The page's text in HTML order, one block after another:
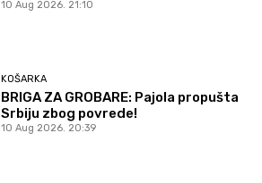
10 Aug 2026. 21:10
KOŠARKA
BRIGA ZA GROBARE: Pajola propušta
Srbiju zbog povrede!
10 Aug 2026. 20:39